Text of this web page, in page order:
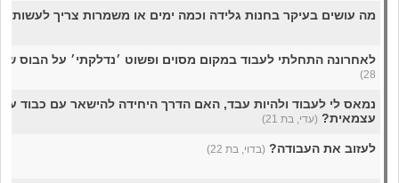
מה עושים בעיקר בחנות גלידה וכמה ימים או משמרות צריך לעשות
לאחרונה התחלתי לעבוד במקום מסוים ופשוט ׳נדלקתי׳ על הבוס
28)
נמאס לי לעבוד ולהיות עבד, האם הדרך היחידה להישאר עם כבוד
עצמאית? (עדי, בת 21)
לעזוב את העבודה? (בדוי, בת 22)